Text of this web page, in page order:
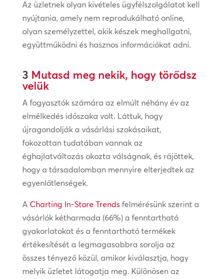
Az üzletnek olyan kivételes ügyfélszolgálatot kell
nyújtania, amely nem reprodukálható online,
olyan személyzettel, akik készek meghallgatni,
együttműködni és hasznos információkat adni.
3 Mutasd meg nekik, hogy törődsz
velük
A fogyasztók számára az elmúlt néhány év az
elmélkedés időszaka volt. Láttuk, hogy
újragondolják a vásárlási szokásaikat,
fokozottan tudatában vannak az
éghajlatváltozás okozta válságnak, és rájöttek,
hogy a társadalomban mennyire elterjedtek az
egyenlőtlenségek.
A Charting In-Store Trendsfelmérésünk szerint a
vásárlók kétharmada (66%) a fenntartható
gyakorlatokat és a fenntartható termékek
értékesítését a legmagasabbra sorolja az
összes tényező közül, amikor kiválasztja, hogy
melyik üzletet látogatja meg. Különösen az